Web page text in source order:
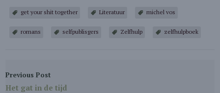
get your shit together Literatuur michel vos
romans selfpublisgers Zelfhulp zelfhulpboek
Previous Post
Het gat in de tijd